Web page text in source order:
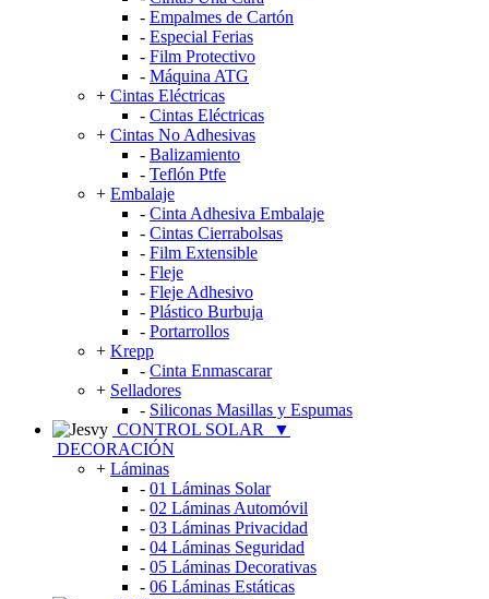
- Empalmes de Cartón
- Especial Ferias
- Film Protectivo
- Máquina ATG
+ Cintas Eléctricas
- Cintas Eléctricas
+ Cintas No Adhesivas
- Balizamiento
- Teflón Ptfe
+ Embalaje
- Cinta Adhesiva Embalaje
- Cintas Cierrabolsas
- Film Extensible
- Fleje
- Fleje Adhesivo
- Plástico Burbuja
- Portarrollos
+ Krepp
- Cinta Enmascarar
+ Selladores
- Siliconas Masillas y Espumas
CONTROL SOLAR
▼
DECORACIÓN
+ Láminas
- 01 Láminas Solar
- 02 Láminas Automóvil
- 03 Láminas Privacidad
- 04 Láminas Seguridad
- 05 Láminas Decorativas
- 06 Láminas Estáticas